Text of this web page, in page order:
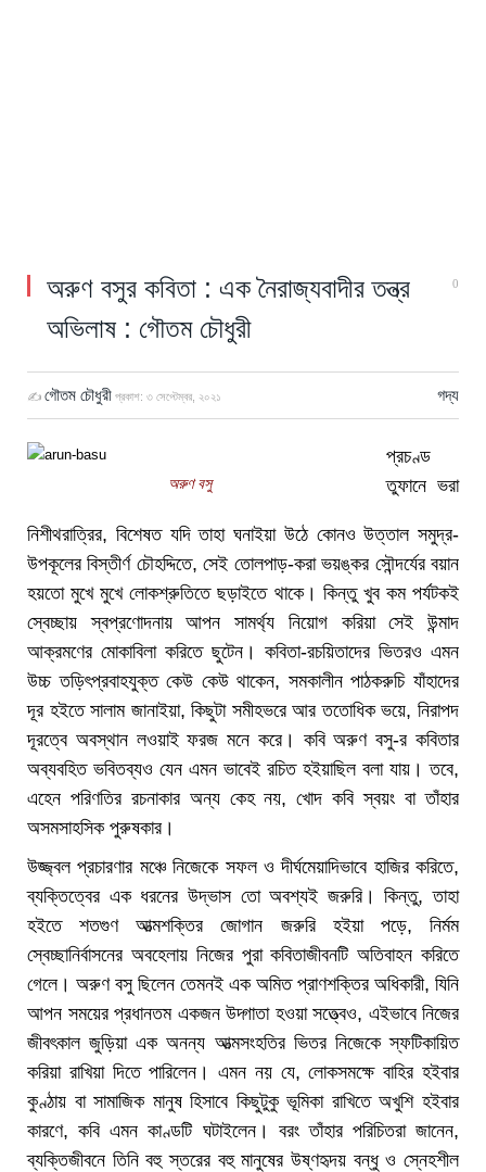
অরুণ বসুর কবিতা : এক নৈরাজ্যবাদীর তন্ত্র
অভিলাষ : গৌতম চৌধুরী
0
✍ গৌতম চৌধুরী প্রকাশ: ৩ সেপ্টেম্বর, ২০২১ গদ্য
অরুণ বসু
প্রচণ্ড
তুফানে ভরা
নিশীথরাত্রির, বিশেষত যদি তাহা ঘনাইয়া উঠে কোনও উত্তাল সমুদ্র-
উপকূলের বিস্তীর্ণ চৌহদ্দিতে, সেই তোলপাড়-করা ভয়ঙ্কর সৌন্দর্যের বয়ান
হয়তো মুখে মুখে লোকশ্রুতিতে ছড়াইতে থাকে। কিন্তু খুব কম পর্যটকই
স্বেচ্ছায় স্বপ্রণোদনায় আপন সামর্থ্য নিয়োগ করিয়া সেই উন্মাদ
আক্রমণের মোকাবিলা করিতে ছুটেন। কবিতা-রচয়িতাদের ভিতরও এমন
উচ্চ তড়িৎপ্রবাহযুক্ত কেউ কেউ থাকেন, সমকালীন পাঠকরুচি যাঁহাদের
দূর হইতে সালাম জানাইয়া, কিছুটা সমীহভরে আর ততোধিক ভয়ে, নিরাপদ
দূরত্বে অবস্থান লওয়াই ফরজ মনে করে। কবি অরুণ বসু-র কবিতার
অব্যবহিত ভবিতব্যও যেন এমন ভাবেই রচিত হইয়াছিল বলা যায়। তবে,
এহেন পরিণতির রচনাকার অন্য কেহ নয়, খোদ কবি স্বয়ং বা তাঁহার
অসমসাহসিক পুরুষকার।
উজ্জ্বল প্রচারণার মঞ্চে নিজেকে সফল ও দীর্ঘমেয়াদিভাবে হাজির করিতে,
ব্যক্তিত্বের এক ধরনের উদ্ভাস তো অবশ্যই জরুরি। কিন্তু, তাহা
হইতে শতগুণ আত্মশক্তির জোগান জরুরি হইয়া পড়ে, নির্মম
স্বেচ্ছানির্বাসনের অবহেলায় নিজের পুরা কবিতাজীবনটি অতিবাহন করিতে
গেলে। অরুণ বসু ছিলেন তেমনই এক অমিত প্রাণশক্তির অধিকারী, যিনি
আপন সময়ের প্রধানতম একজন উদ্গাতা হওয়া সত্ত্বেও, এইভাবে নিজের
জীবৎকাল জুড়িয়া এক অনন্য আত্মসংহতির ভিতর নিজেকে স্ফটিকায়িত
করিয়া রাখিয়া দিতে পারিলেন। এমন নয় যে, লোকসমক্ষে বাহির হইবার
কুণ্ঠায় বা সামাজিক মানুষ হিসাবে কিছুটুকু ভূমিকা রাখিতে অখুশি হইবার
কারণে, কবি এমন কাণ্ডটি ঘটাইলেন। বরং তাঁহার পরিচিতরা জানেন,
ব্যক্তিজীবনে তিনি বহু স্তরের বহু মানুষের উষ্ণহৃদয় বন্ধু ও স্নেহশীল